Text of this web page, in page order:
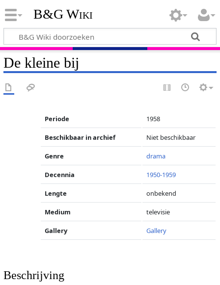
B&G Wiki
De kleine bij
Periode 1958
Beschikbaar in archief Niet beschikbaar
Genre drama
Decennia 1950-1959
Lengte onbekend
Medium televisie
Gallery Gallery
Beschrijving